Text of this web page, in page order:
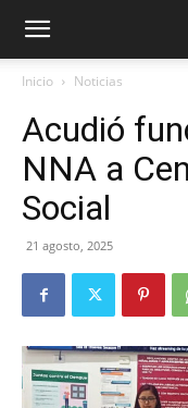
Inicio Noticias
Acudió
NNA a
Social
21 agosto, 2025